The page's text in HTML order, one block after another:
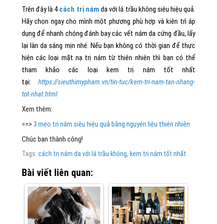
Trên đây là 4cách trị nám da với lá trầu không siêu hiệu quả.
Hãy chọn ngay cho mình một phương phù hợp và kiên trì áp
dụng để nhanh chóng đánh bay các vết nám da cứng đầu, lấy
lại làn da sáng mịn nhé. Nếu bạn không có thời gian để thực
hiện các loại mặt nạ trị nám từ thiên nhiên thì bạn có thể
tham khảo các loại kem trị nám tốt nhất
tại:https://sieuthimypham.vn/tin-tuc/kem-tri-nam-tan-nhang-
tot-nhat.html
Xem thêm:
==>3 mẹo trị nám siêu hiệu quả bằng nguyên liệu thiên nhiên
Chúc bạn thành công!
Tags: cách trị nám da với lá trầu không, kem trị nám tốt nhất
Bài viết liên quan: